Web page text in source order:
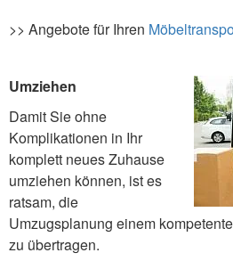
>> Angebote für Ihren
Umziehen
Damit Sie ohne
Komplikationen in Ihr
komplett neues Zuhause
umziehen können, ist es
ratsam, die
Umzugsplanung einem
zu übertragen.